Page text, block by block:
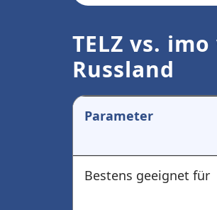
TELZ vs.
Russland
Parameter
Bestens geeignet für